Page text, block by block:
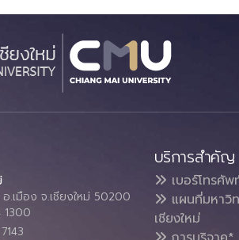
.เมือง จ.เชียงใหม่ 50200
1300
บริการสำคัญ
เบอร์โทรศั
แผนที่มหาวิ
เชียงใหม่